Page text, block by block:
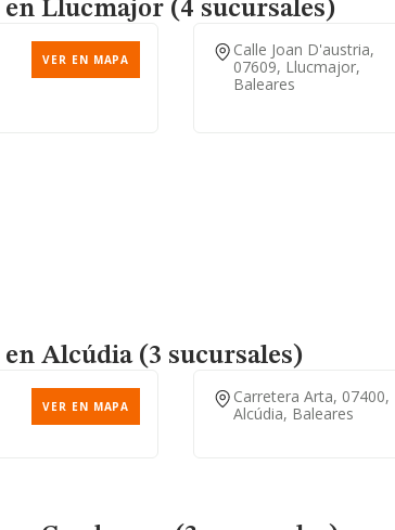
en Llucmajor (4 sucursales)
VER EN MAPA
Calle Joan D'austria,
07609, Llucmajor,
Baleares
en Alcúdia (3 sucursales)
VER EN MAPA
Carretera Arta, 07400,
Alcúdia, Baleares